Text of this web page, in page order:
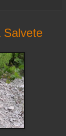
Salvete